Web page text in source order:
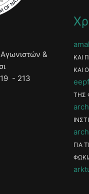
&
- 213
ΚΑΙ
ΚΑΙ
ΤΗΣ
ΓΙΑ